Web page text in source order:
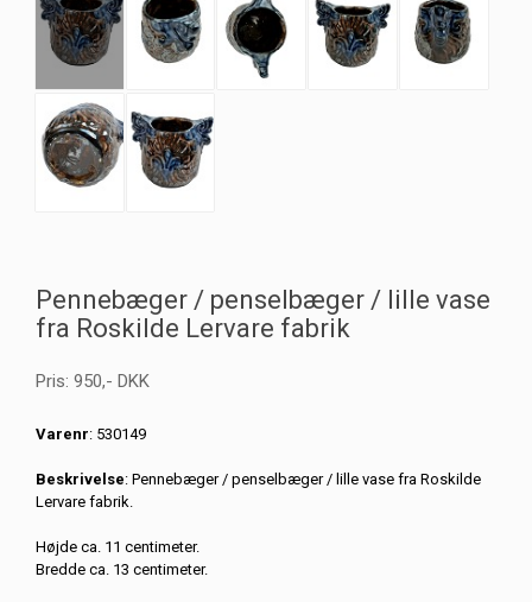
Pennebæger / penselbæger / lille vase
fra Roskilde Lervare fabrik
Pris: 950,- DKK
Varenr: 530149
Beskrivelse: Pennebæger / penselbæger / lille vase fra Roskilde
Lervare fabrik.
Højde ca. 11 centimeter.
Bredde ca. 13 centimeter.